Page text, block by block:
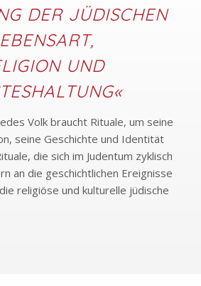
DER JÜDISCHEN
UND
Volk braucht Rituale, um seine
seine Geschichte und Identität
die sich im Judentum zyklisch
an die geschichtlichen Ereignisse
religiöse und kulturelle jüdische